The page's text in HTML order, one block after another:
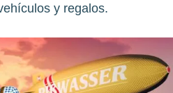
y regalos.